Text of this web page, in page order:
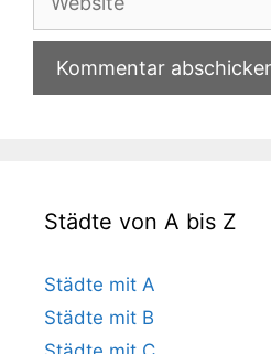
Städte von A bis Z
Städte mit A
Städte mit B